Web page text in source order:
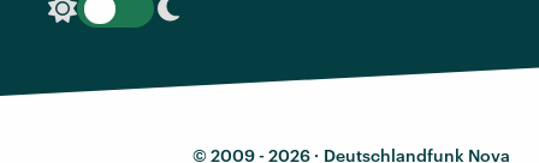
© 2009 - 2026 · Deutschlandfunk Nova